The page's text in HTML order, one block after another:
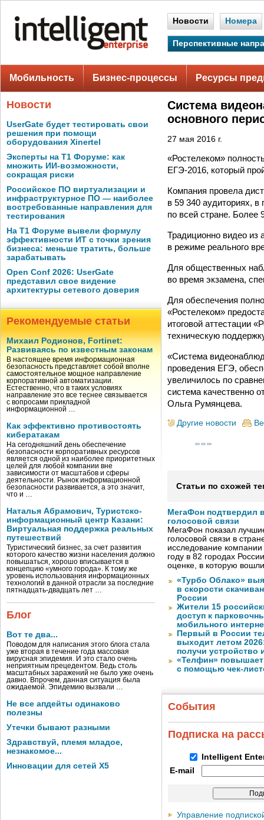
Новости Номера
Перспективные
Мобильность Бизнес-процессы Ресурсы
Новости
UserGate будет тестировать свои
решения при помощи
оборудования Xinertel
Эксперты на Т1 Форуме: как
множить ИИ-возможности,
сокращая риски
Российское ПО виртуализации и
инфраструктурное ПО — наиболее
востребованные направления для
тестирования
На Т1 Форуме вывели формулу
эффективности ИТ с точки зрения
бизнеса: меньше тратить, больше
зарабатывать
Open Conf 2026: UserGate
представил свое видение
архитектуры сетевого доверия
Рекомендуемые статьи
Михаил Родионов, Fortinet:
Развиваясь по известным законам
В настоящее время информационная
безопасность представляет собой вполне
самостоятельное мощное направление
корпоративной автоматизации.
Естественно, что в таких условиях
направление это все теснее связывается
с вопросами прикладной
информационной …
Как эффективно противостоять
кибератакам
На сегодняшний день обеспечение
безопасности корпоративных ресурсов
является одной из наиболее приоритетных
целей для любой компании вне
зависимости от масштабов и сферы
деятельности. Рынок информационной
безопасности развивается, а это значит,
что и …
Наталья Абрамович, Туристско-
информационный центр Казани:
Виртуальная поддержка реальных
путешествий
Туристический бизнес, за счет развития
которого качество жизни населения должно
повышаться, хорошо вписывается в
концепцию «умного города». К тому же
уровень использования информационных
технологий в данной отрасли за последние
пятнадцать-двадцать лет …
Блог
Вот те два...
Поводом для написания этого блога стала
уже вторая в течение года массовая
вирусная эпидемия. И это стало очень
неприятным прецедентом. Ведь столь
масштабных заражений не было уже очень
давно. Впрочем, данная ситуация была
ожидаемой. Эпидемию вызвали …
Не все апдейты одинаково
полезны
Утечки бывают разными
Здравствуй, племя младое,
незнакомое...
Инновации для сетей X5
Система
основного
27 мая 2016 г.
«Ростелеком»
ЕГЭ-2016, который
Компания провела
в 59 340 аудиториях,
по всей стране. Более
Традиционно видео из
в режиме реального
Для общественных
во время экзамена,
Для обеспечения
«Ростелеком»
итоговой аттестации
техническую
«Система
проведения ЕГЭ,
увеличилось по
система качественно
Ольга Румянцева.
Другие новости
Статьи по схожей
МегаФон подтвердил
голосовой связи
МегаФон показал
голосовой связи в
исследование
году в 82 городах
оценке, в которую
«Турбо Облако»
в скорости
России
Жители 15
доступ к
мобильного
Первый в России
выходит летом
получи устройство
«Телфин» повышает
с помощью чек-
События
Подписка на
Intelligent
E-mail
Управление